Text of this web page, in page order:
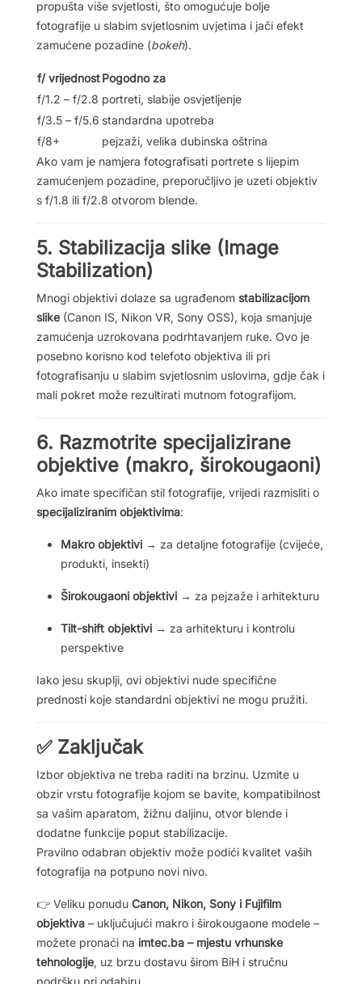
propušta više svjetlosti, što omogućuje bolje
fotografije u slabim svjetlosnim uvjetima i jači efekt
zamućene pozadine (bokeh).
f/ vrijednostPogodno za
f/1.2 – f/2.8 portreti, slabije osvjetljenje
f/3.5 – f/5.6 standardna upotreba
f/8+
pejzaži, velika dubinska oštrina
Ako vam je namjera fotografisati portrete s lijepim
zamućenjem pozadine, preporučljivo je uzeti objektiv
s f/1.8 ili f/2.8 otvorom blende.
5. Stabilizacija slike (Image
Stabilization)
Mnogi objektivi dolaze sa ugrađenom stabilizacijom
slike (Canon IS, Nikon VR, Sony OSS), koja smanjuje
zamućenja uzrokovana podrhtavanjem ruke. Ovo je
posebno korisno kod telefoto objektiva ili pri
fotografisanju u slabim svjetlosnim uslovima, gdje čak i
mali pokret može rezultirati mutnom fotografijom.
6. Razmotrite specijalizirane
objektive (makro, širokougaoni)
Ako imate specifičan stil fotografije, vrijedi razmisliti o
specijaliziranim objektivima:
Makro objektivi → za detaljne fotografije (cvijeće,
produkti, insekti)
Širokougaoni objektivi → za pejzaže i arhitekturu
Tilt-shift objektivi → za arhitekturu i kontrolu
perspektive
Iako jesu skuplji, ovi objektivi nude specifične
prednosti koje standardni objektivi ne mogu pružiti.
✅ Zaključak
Izbor objektiva ne treba raditi na brzinu. Uzmite u
obzir vrstu fotografije kojom se bavite, kompatibilnost
sa vašim aparatom, žižnu daljinu, otvor blende i
dodatne funkcije poput stabilizacije.
Pravilno odabran objektiv može podići kvalitet vaših
fotografija na potpuno novi nivo.
👉 Veliku ponudu Canon, Nikon, Sony i Fujifilm
objektiva – uključujući makro i širokougaone modele –
možete pronaći na imtec.ba – mjestu vrhunske
tehnologije, uz brzu dostavu širom BiH i stručnu
podršku pri odabiru.